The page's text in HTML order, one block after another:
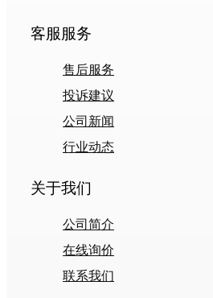
客服服务
售后服务
投诉建议
公司新闻
行业动态
关于我们
公司简介
在线询价
联系我们